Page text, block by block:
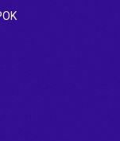
de pago en